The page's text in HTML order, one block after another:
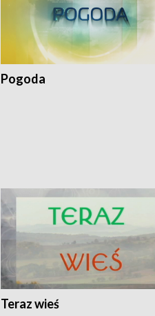
Pogoda
Teraz wieś